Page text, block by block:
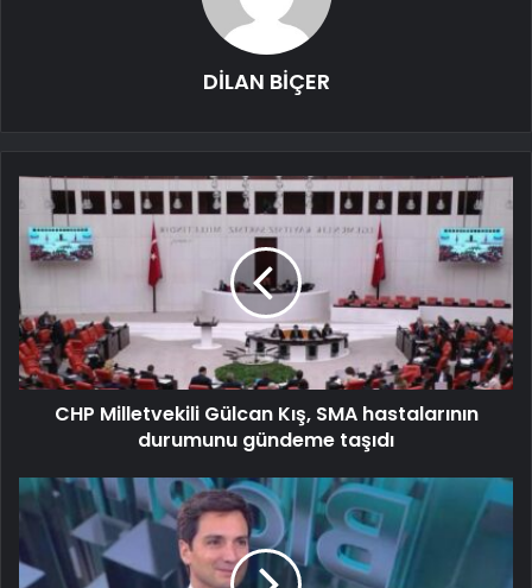
DİLAN BİÇER
CHP Milletvekili Gülcan Kış, SMA hastalarının
durumunu gündeme taşıdı